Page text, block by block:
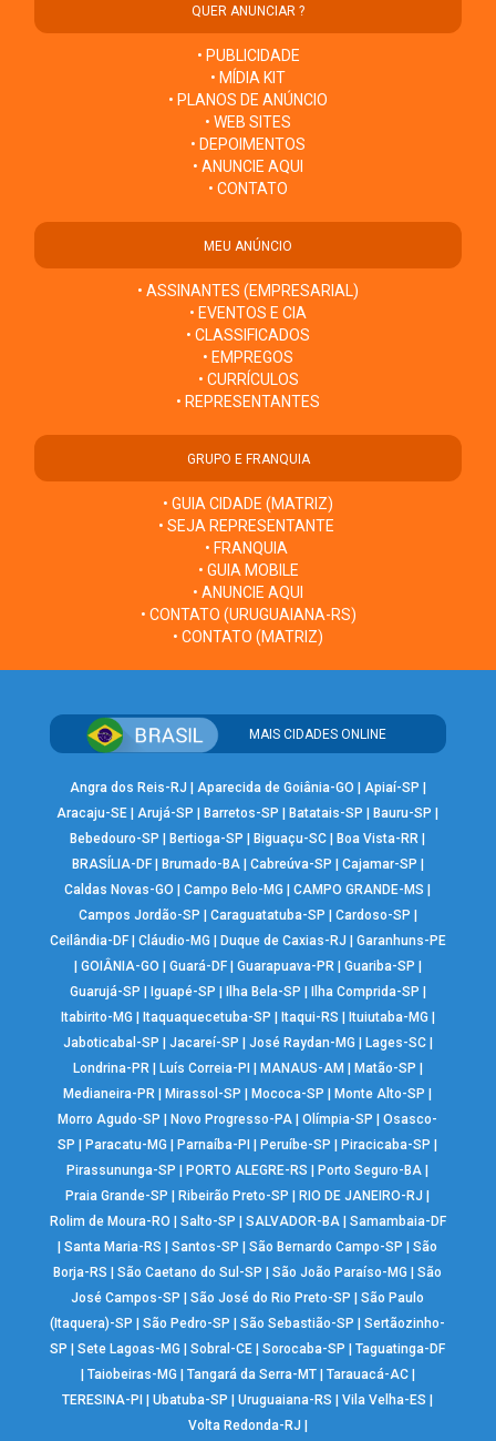
QUER ANUNCIAR ?
• PUBLICIDADE
• MÍDIA KIT
• PLANOS DE ANÚNCIO
• WEB SITES
• DEPOIMENTOS
• ANUNCIE AQUI
• CONTATO
MEU ANÚNCIO
• ASSINANTES (EMPRESARIAL)
• EVENTOS E CIA
• CLASSIFICADOS
• EMPREGOS
• CURRÍCULOS
• REPRESENTANTES
GRUPO E FRANQUIA
• GUIA CIDADE (MATRIZ)
• SEJA REPRESENTANTE
• FRANQUIA
• GUIA MOBILE
• ANUNCIE AQUI
• CONTATO (URUGUAIANA-RS)
• CONTATO (MATRIZ)
MAIS CIDADES ONLINE
Angra dos Reis-RJ Aparecida de Goiânia-GO Apiaí-SP
Aracaju-SE |Arujá-SP Barretos-SP Batatais-SP Bauru-SP
Bebedouro-SP
Bertioga-SP Biguaçu-SC Boa Vista-RR
BRASÍLIA-DF| Brumado-BA| Cabreúva-SP Cajamar-SP
Caldas Novas-GO
|Campo Belo-MG |CAMPO GRANDE-MS
Campos Jordão-SP
Caraguatatuba-SP Cardoso-SP
Ceilândia-DF| Cláudio-MG Duque de Caxias-RJ
Garanhuns-PE
GOIÂNIA-GO Guará-DF| Guarapuava-PR| Guariba-SP
Guarujá-SP
Iguapé-SP Ilha Bela-SP Ilha Comprida-SP
Itabirito-MG
Itaquaquecetuba-SP Itaqui-RS Ituiutaba-MG
Jaboticabal-SP
Jacareí-SP José Raydan-MG Lages-SC|
Londrina-PR| Luís Correia-PI MANAUS-AM Matão-SP
Medianeira-PR
Mirassol-SP Mococa-SP Monte Alto-SP
Morro Agudo-SP
Novo Progresso-PA |Olímpia-SP |Osasco-
SP
Paracatu-MG Parnaíba-PI Peruíbe-SP Piracicaba-SP
Pirassununga-SP
PORTO ALEGRE-RS Porto Seguro-BA
Praia Grande-SP
Ribeirão Preto-SP RIO DE JANEIRO-RJ
Rolim de Moura-RO
Salto-SP SALVADOR-BA| Samambaia-DF
|Santa Maria-RS |Santos-SP |São Bernardo Campo-SP |São
Borja-RS
|São Caetano do Sul-SP |São João Paraíso-MG |São
José Campos-SP
|São José do Rio Preto-SP |São Paulo
(Itaquera)-SP
|São Pedro-SP |São Sebastião-SP |Sertãozinho-
SP
|Sete Lagoas-MG |Sobral-CE |Sorocaba-SP |Taguatinga-DF
Taiobeiras-MG Tangará da Serra-MT| Tarauacá-AC|
TERESINA-PI
|Ubatuba-SP |Uruguaiana-RS |Vila Velha-ES
Volta Redonda-RJ